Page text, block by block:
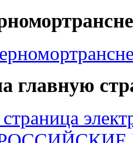
главную